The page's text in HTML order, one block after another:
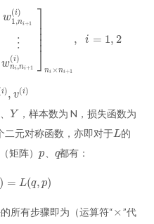
w
(i)
1,ni+1
⋮
w
(i)
ni,ni+1
⎤
⎦
⎥⎥⎥⎥
ni ×ni+1
, i = 1, 2
⋱ n w i,ni+ 1(i) ]n
i), v(i)
i),v (i)
Y
Y ，样本数为 N，损失函数为
二元对称函数，亦即对于L
L 的
矩阵） p
p q
q都有：
) = L(q, p)
q =L (q,p)
所有步骤即为（运算符“×
× ”代